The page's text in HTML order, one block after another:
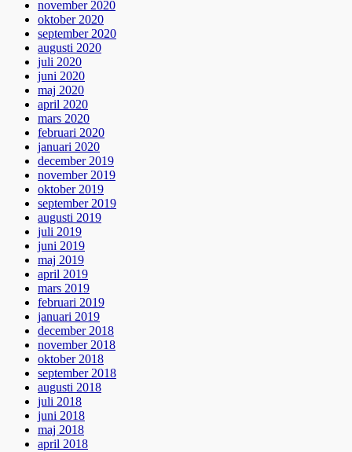
november 2020
oktober 2020
september 2020
augusti 2020
juli 2020
juni 2020
maj 2020
april 2020
mars 2020
februari 2020
januari 2020
december 2019
november 2019
oktober 2019
september 2019
augusti 2019
juli 2019
juni 2019
maj 2019
april 2019
mars 2019
februari 2019
januari 2019
december 2018
november 2018
oktober 2018
september 2018
augusti 2018
juli 2018
juni 2018
maj 2018
april 2018